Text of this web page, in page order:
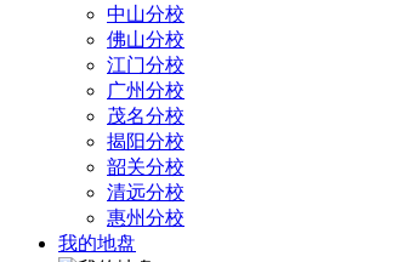
中山分校
佛山分校
江门分校
广州分校
茂名分校
揭阳分校
韶关分校
清远分校
惠州分校
我的地盘